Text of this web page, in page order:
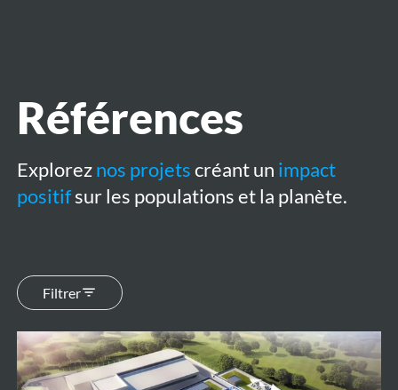
Références
Exploreznos projetscréant un impact
positifsur les populations et la planète.
Filtrer
Halk
Bank